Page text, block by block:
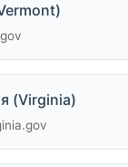
(Virginia)